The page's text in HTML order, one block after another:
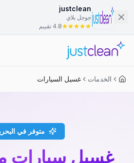
justclean
جوجل بلاي
4.8 تقييم
الخدمات غسيل السيارات
متوفر في
غسيل سيارات